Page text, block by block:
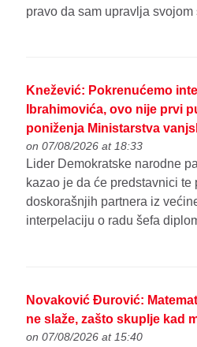
pravo da sam upravlja svojom
Knežević: Pokrenućemo
Ibrahimovića, ovo nije prvi
poniženja Ministarstva
on 07/08/2026 at 18:33
Lider Demokratske narodne
kazao je da će predstavnici te
doskorašnjih partnera iz
interpelaciju o radu šefa
Novaković Đurović:
ne slaže, zašto skuplje kad
on 07/08/2026 at 15:40